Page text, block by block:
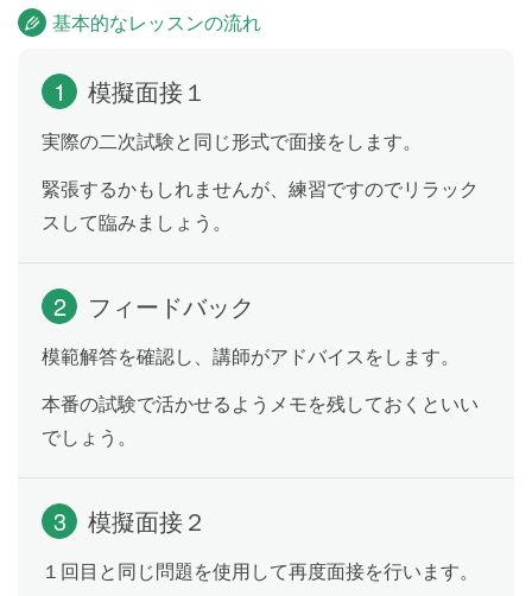
二次試験を想定した模擬試験を行います。
Practice 5 模擬試験⑤
その後に講師がアドバイスを行います。
二次試験を想定した模擬試験を行います。
その後に講師がアドバイスを行います。
Practice 7
Practice 8 模擬試験⑧
基本的なレッスンの流れ
1 模擬面接１
実際の二次試験と同じ形式で面接をします。
緊張するかもしれませんが、練習ですのでリラック
スして臨みましょう。
2 フィードバック
模範解答を確認し、講師がアドバイスをします。
本番の試験で活かせるようメモを残しておくといい
でしょう。
3 模擬面接２
１回目と同じ問題を使用して再度面接を行います。